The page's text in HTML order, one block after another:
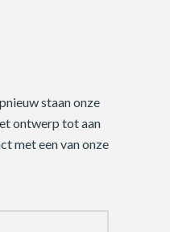
staan onze
ontwerp tot aan
met een van onze